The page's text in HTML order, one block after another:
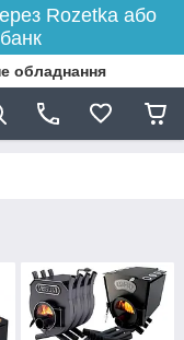
Rozetka або
обладнання